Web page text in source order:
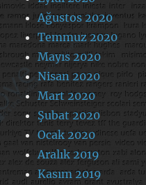
Ağustos 2020
Temmuz 2020
Mayıs 2020
Nisan 2020
Mart 2020
Şubat 2020
Ocak 2020
Aralık 2019
Kasım 2019